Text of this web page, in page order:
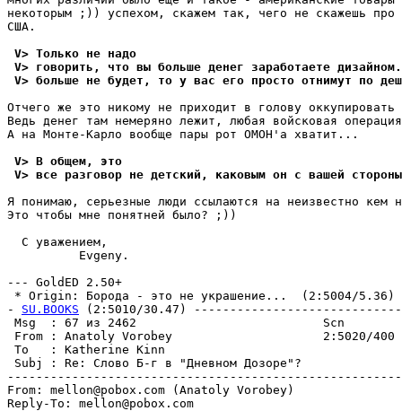
некоторым ;)) успехом, скажем так, чего не скажешь пpо
США.
V> Только не надо
V> говорить, что вы больше денег заработаете
V> больше не будет, то у вас его просто отнимут по
Отчего же это никому не приходит в голову оккупировать
Ведь денег там немеpяно лежит, любая войсковая
А на Монте-Каpло вообще пары рот ОМОH'а хватит...
V> В общем, это
V> все разговор не детский, каковым он с вашей
Я понимаю, серьезные люди ссылаются на неизвестно кем
Это чтобы мне понятней было? ;))
  С уважением,
          Evgeny.
--- GoldED 2.50+
* Origin: Борода - это не укpашение...  (2:5004/5.36)
- SU.BOOKS (2:5010/30.47)
Msg  : 67 из 2462
From : Anatoly Vorobey                     2:5020/400
To   : Katherine Kinn
Subj : Re: Слово Б-г в
From: mellon@pobox.com (Anatoly Vorobey)
Reply-To: mellon@pobox.com